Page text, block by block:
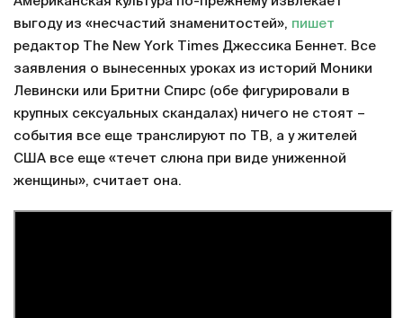
выгоду из «несчастий знаменитостей», пишет
редактор The New York Times Джессика Беннет. Все
заявления о вынесенных уроках из историй Моники
Левински или Бритни Спирс (обе фигурировали в
крупных сексуальных скандалах) ничего не стоят –
события все еще транслируют по ТВ, а у жителей
США все еще «течет слюна при виде униженной
женщины», считает она.